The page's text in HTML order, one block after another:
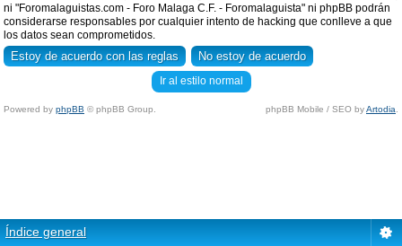
ni "Foromalaguistas.com - Foro Malaga C.F. - Foromalaguista" ni phpBB podrán
considerarse responsables por cualquier intento de hacking que conlleve a que
los datos sean comprometidos.
Ir al estilo normal
Powered by phpBB © phpBB Group. phpBB Mobile / SEO byArtodia
Índice general